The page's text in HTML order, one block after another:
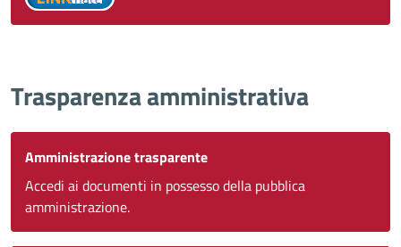
Trasparenza amministrativa
Amministrazione trasparente
Accedi ai documenti in possesso della pubblica
amministrazione.